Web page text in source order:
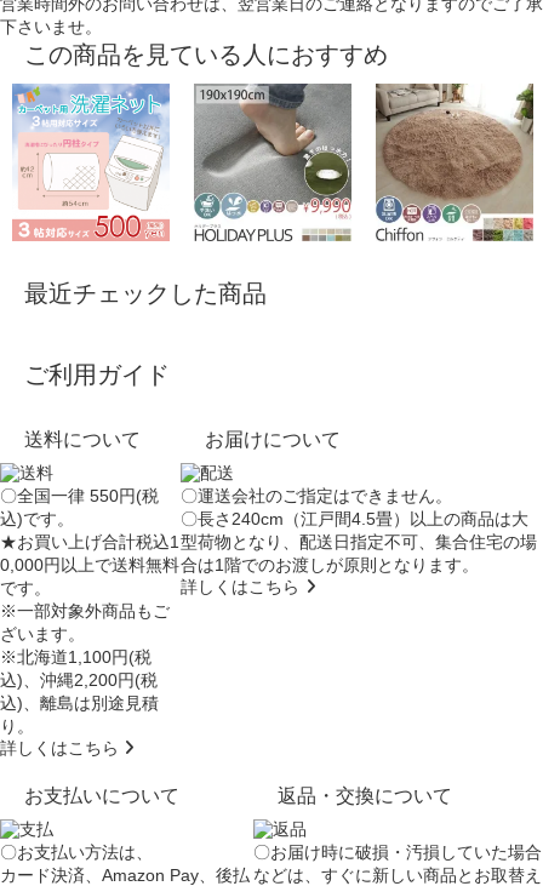
下さいませ。
この商品を見ている人におすすめ
最近チェックした商品
ご利用ガイド
送料について
〇全国一律 550円(税
込)です。
★お買い上げ合計税込1
0,000円以上で送料無料
です。
※一部対象外商品もご
ざいます。
※北海道1,100円(税
込)、沖縄2,200円(税
込)、離島は別途見積
り。
詳しくはこちら
お届けについて
〇運送会社のご指定はできません。
〇長さ240cm（江戸間4.5畳）以上の商品は大
型荷物となり、配送日指定不可 、集合住宅の場
合は1階でのお渡しが原則となります。
詳しくはこちら
お支払いについて
〇お支払い方法は、
カード決済、Amazon Pay、後払
返品・交換について
〇お届け時に破損・汚損していた場合
などは、すぐに新しい商品とお取替え